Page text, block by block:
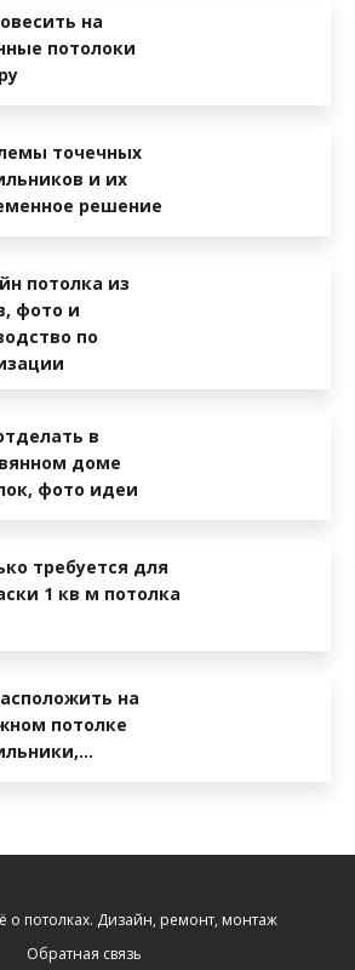
на
потолоки
точечных
и их
решение
потолка из
фото и
по
в
доме
фото идеи
требуется для
1 кв м потолка
на
потолке
о потолках. Дизайн, ремонт, монтаж
Обратная связь